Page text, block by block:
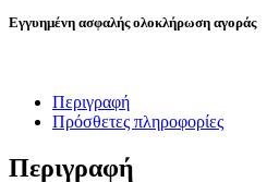
Εγγυημένη ασφαλής ολοκλήρωση αγοράς
Περιγραφή
Πρόσθετες πληροφορίες
Περιγραφή